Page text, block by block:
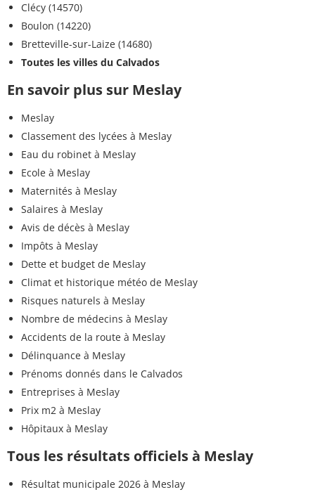
Clécy (14570)
Boulon (14220)
Bretteville-sur-Laize (14680)
Toutes les villes du Calvados
En savoir plus sur Meslay
Meslay
Classement des lycées à Meslay
Eau du robinet à Meslay
Ecole à Meslay
Maternités à Meslay
Salaires à Meslay
Avis de décès à Meslay
Impôts à Meslay
Dette et budget de Meslay
Climat et historique météo de Meslay
Risques naturels à Meslay
Nombre de médecins à Meslay
Accidents de la route à Meslay
Délinquance à Meslay
Prénoms donnés dans le Calvados
Entreprises à Meslay
Prix m2 à Meslay
Hôpitaux à Meslay
Tous les résultats officiels à Meslay
Résultat municipale 2026 à Meslay